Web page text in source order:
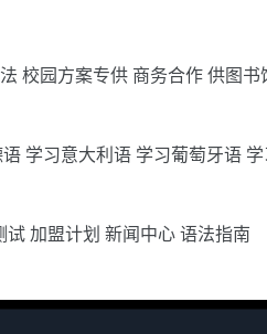
校园方案专供 商务合作供图书
学习意大利语 学习葡萄牙语
试加盟计划 新闻中心语法指南